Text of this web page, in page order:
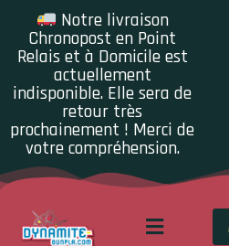
Notre livraison
Chronopost en Point
Relais et à Domicile est
actuellement
indisponible. Elle sera de
retour très
prochainement ! Merci de
votre compréhension.